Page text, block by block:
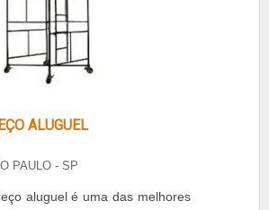
ALUGUEL
PAULO - SP
aluguel é uma das melhores